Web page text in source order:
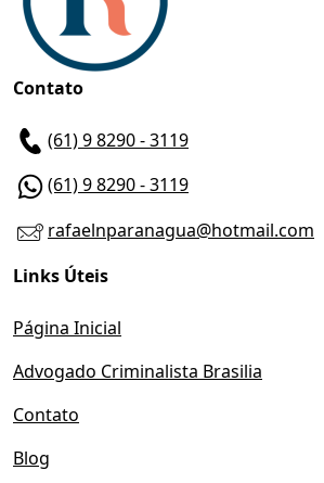
Contato
(61) 9 8290 - 3119
(61) 9 8290 - 3119
rafaelnparanagua@hotmail.com
Links Úteis
Página Inicial
Advogado Criminalista Brasilia
Contato
Blog